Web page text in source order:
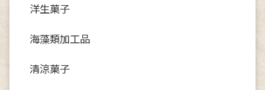
洋生菓子
海藻類加工品
清涼菓子